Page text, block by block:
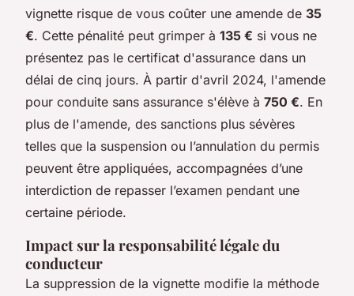
vignette risque de vous coûter une amende de 35
€. Cette pénalité peut grimper à 135 € si vous ne
présentez pas le certificat d'assurance dans un
délai de cinq jours. À partir d'avril 2024, l'amende
pour conduite sans assurance s'élève à 750 €. En
plus de l'amende, des sanctions plus sévères
telles que la suspension ou l’annulation du permis
peuvent être appliquées, accompagnées d’une
interdiction de repasser l’examen pendant une
certaine période.
Impact sur la responsabilité légale du
conducteur
La suppression de la vignette modifie la méthode